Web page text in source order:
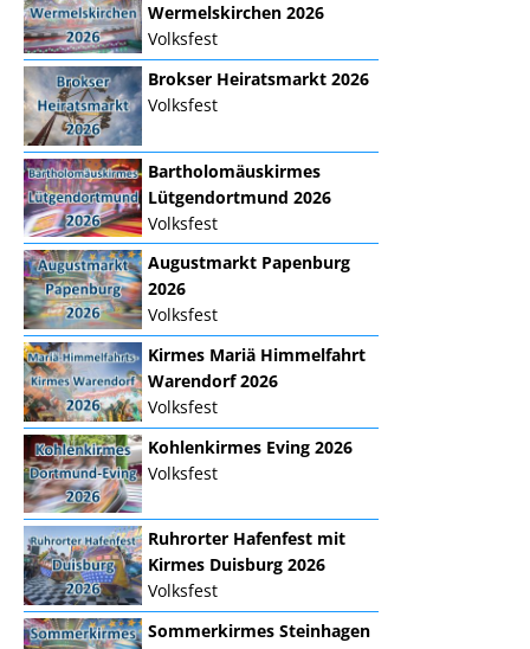
Wermelskirchen 2026
Volksfest
Brokser Heiratsmarkt 2026
Volksfest
Bartholomäuskirmes
Lütgendortmund 2026
Volksfest
Augustmarkt Papenburg
2026
Volksfest
Kirmes Mariä Himmelfahrt
Warendorf 2026
Volksfest
Kohlenkirmes Eving 2026
Volksfest
Ruhrorter Hafenfest mit
Kirmes Duisburg 2026
Volksfest
Sommerkirmes Steinhagen